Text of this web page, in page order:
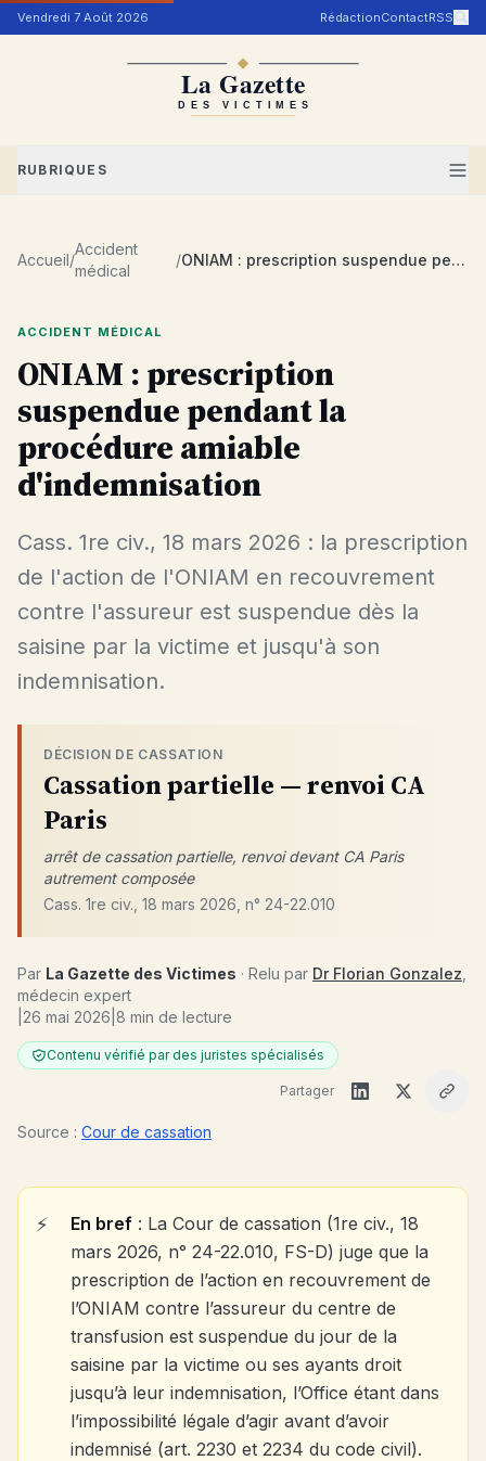
Aller au contenu
Vendredi 7 Août 2026 RédactionContactRSS
RUBRIQUES
Accueil/
Accident
médical
/ ONIAM : prescription suspendue pendant la procédure amiable d'indemnisation
ACCIDENT MÉDICAL
ONIAM : prescription
suspendue pendant la
procédure amiable
d'indemnisation
Cass. 1re civ., 18 mars 2026 : la prescription
de l'action de l'ONIAM en recouvrement
contre l'assureur est suspendue dès la
saisine par la victime et jusqu'à son
indemnisation.
DÉCISION DE CASSATION
Cassation partielle — renvoi CA
Paris
arrêt de cassation partielle, renvoi devant CA Paris
autrement composée
Cass. 1re civ., 18 mars 2026, n° 24-22.010
Par La Gazette des Victimes · Relu par Dr Florian Gonzalez
médecin expert
26 mai 2026 8 min de lecture
Contenu vérifié par des juristes spécialisés
Partager
Source : Cour de cassation
En bref : La Cour de cassation (1re civ., 18
mars 2026, n° 24-22.010, FS-D) juge que la
prescription de l’action en recouvrement de
l’ONIAM contre l’assureur du centre de
transfusion est suspendue du jour de la
saisine par la victime ou ses ayants droit
jusqu’à leur indemnisation, l’Office étant dans
l’impossibilité légale d’agir avant d’avoir
indemnisé (art. 2230 et 2234 du code civil).